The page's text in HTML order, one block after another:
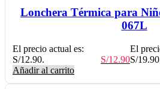
Lonchera Térmica para
067L
El
S/
S/12.90
El precio actual es:
S/12.90.
Añadir al carrito